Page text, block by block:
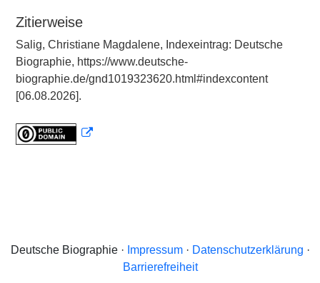
Zitierweise
Salig, Christiane Magdalene, Indexeintrag: Deutsche
Biographie, https://www.deutsche-
biographie.de/gnd1019323620.html#indexcontent
[06.08.2026].
Deutsche Biographie · Impressum· Datenschutzerklärung ·
Barrierefreiheit